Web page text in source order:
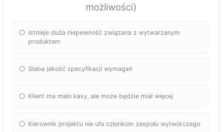
możliwości)
Istnieje duża niepewność związana z wytwarzanym
produktem
Słaba jakość specyfikacji wymagań
Klient ma mało kasy, ale może będzie miał więcej
Kierownik projektu nie ufa członkom zespołu wytwórczego